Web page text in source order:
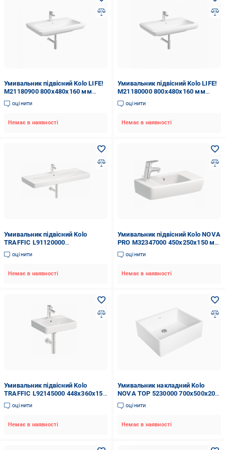
Умивальник підвісний Kolo LIFE!
M21180900 800x480x160 мм
Білий (82377)
оцінити
Немає в наявності
Умивальник підвісний Kolo LIFE!
M21180000 800x480x160 мм
Білий (82390)
оцінити
Немає в наявності
Умивальник підвісний Kolo
TRAFFIC L91120000
1197x480x165 мм Білий (82183)
оцінити
Немає в наявності
Умивальник підвісний Kolo NOVA
PRO M32347000 450x250x150 мм
Білий (68482)
оцінити
Немає в наявності
Умивальник підвісний Kolo
TRAFFIC L92145000 448x360x155
мм Білий (82175)
оцінити
Немає в наявності
Умивальник накладний Kolo
NOVA TOP 5230000 700x500x200
мм Білий (82854)
оцінити
Немає в наявності